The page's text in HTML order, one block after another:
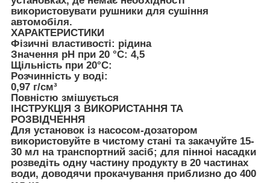
використовувати рушники для сушіння
автомобіля.
ХАРАКТЕРИСТИКИ
Фізичні властивості: рідина
Значення pH при 20 °C: 4,5
Щільність при 20°C:
Розчинність у воді:
0,97 г/см³
Повністю змішується
ІНСТРУКЦІЯ З ВИКОРИСТАННЯ ТА
РОЗВІДЧЕННЯ
Для установок із насосом-дозатором
використовуйте в чистому стані та закачуйте 15-
30 мл на транспортний засіб; для пінноі насадки
розведіть одну частину продукту в 20 частинах
води, доводячи прокачування приблизно до 400